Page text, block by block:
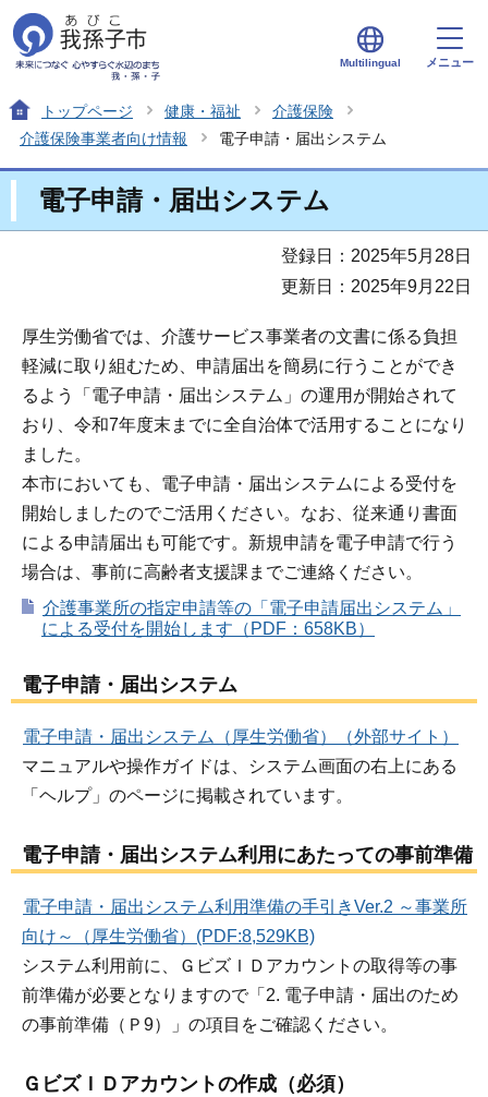
Multilingual メニュー
トップページ 健康・福祉
介護保険
介護保険事業者向け情報
電子申請・届出システム
電子申請・届出システム
登録日：2025年5月28日
更新日：2025年9月22日
厚生労働省では、介護サービス事業者の文書に係る負担
軽減に取り組むため、申請届出を簡易に行うことができ
るよう「電子申請・届出システム」の運用が開始されて
おり、令和7年度末までに全自治体で活用することになり
ました。
本市においても、電子申請・届出システムによる受付を
開始しましたのでご活用ください。なお、従来通り書面
による申請届出も可能です。新規申請を電子申請で行う
場合は、事前に高齢者支援課までご連絡ください。
介護事業所の指定申請等の「電子申請届出システム」
による受付を開始します（PDF：658KB）
電子申請・届出システム
電子申請・届出システム（厚生労働省）（外部サイト）
マニュアルや操作ガイドは、システム画面の右上にある
「ヘルプ」のページに掲載されています。
電子申請・届出システム利用にあたっての事前準備
電子申請・届出システム利用準備の手引きVer.2 ～事業所
向け～（厚生労働省）(PDF:8,529KB)
システム利用前に、ＧビズＩＤアカウントの取得等の事
前準備が必要となりますので「2. 電子申請・届出のため
の事前準備（Ｐ9）」の項目をご確認ください。
ＧビズＩＤアカウントの作成（必須）